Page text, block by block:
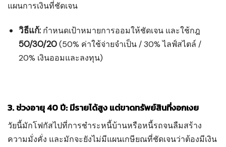
แผนการเงินที่ชัดเจน
วิธีแก้: กำหนดเป้าหมายการออมให้ชัดเจน และใช้กฎ
50/30/20(50% ค่าใช้จ่ายจำเป็น / 30% ไลฟ์สไตล์ /
20% เงินออมและลงทุน)
3. ช่วงอายุ 40 ปี: มีรายได้สูง แต่ขาดทรัพย์สินที่งอกเงย
วัยนี้มักโฟกัสไปที่การชำระหนี้บ้านหรือหนี้รถจนลืมสร้าง
ความมั่งคั่ง และมักจะยังไม่มีแผนเกษียณที่ชัดเจนว่าต้องมีเงิน